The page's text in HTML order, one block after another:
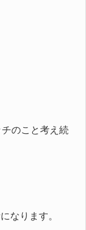
のこと考え続
なります。